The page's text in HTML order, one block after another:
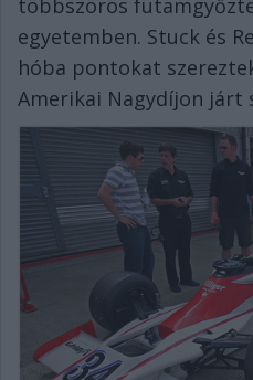
többszörös
egyetemben. Stuck és
hóba pontokat
Amerikai Nagydíjon járt